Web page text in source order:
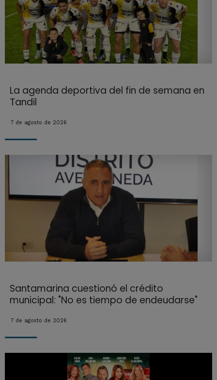
La agenda deportiva del fin de semana en
Tandil
7 de agosto de 2026
Santamarina cuestionó el crédito
municipal: "No es tiempo de endeudarse"
7 de agosto de 2026